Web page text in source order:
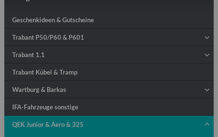
Geschenkideen & Gutscheine
Trabant P50/P60 & P601
Trabant 1.1
Trabant Kübel & Tramp
Wartburg & Barkas
IFA-Fahrzeuge sonstige
QEK Junior & Aero & 325